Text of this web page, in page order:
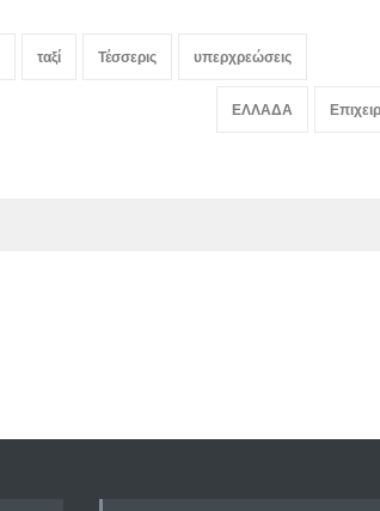
ταξί Τέσσερις υπερχρεώσεις
ΕΛΛΑΔΑ